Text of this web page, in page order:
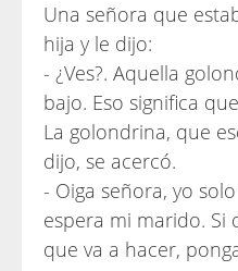
Una señora que
hija y le dijo:
- ¿Ves?. Aquella
bajo. Eso significa
La golondrina, que
dijo, se acercó.
- Oiga señora, yo
espera mi marido. Si
que va a hacer,